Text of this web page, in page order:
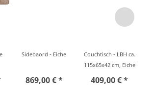
Sidebaord - Eiche
869,00 € *
Couchtisch - LBH ca.
115x65x42 cm, Eiche
409,00 € *